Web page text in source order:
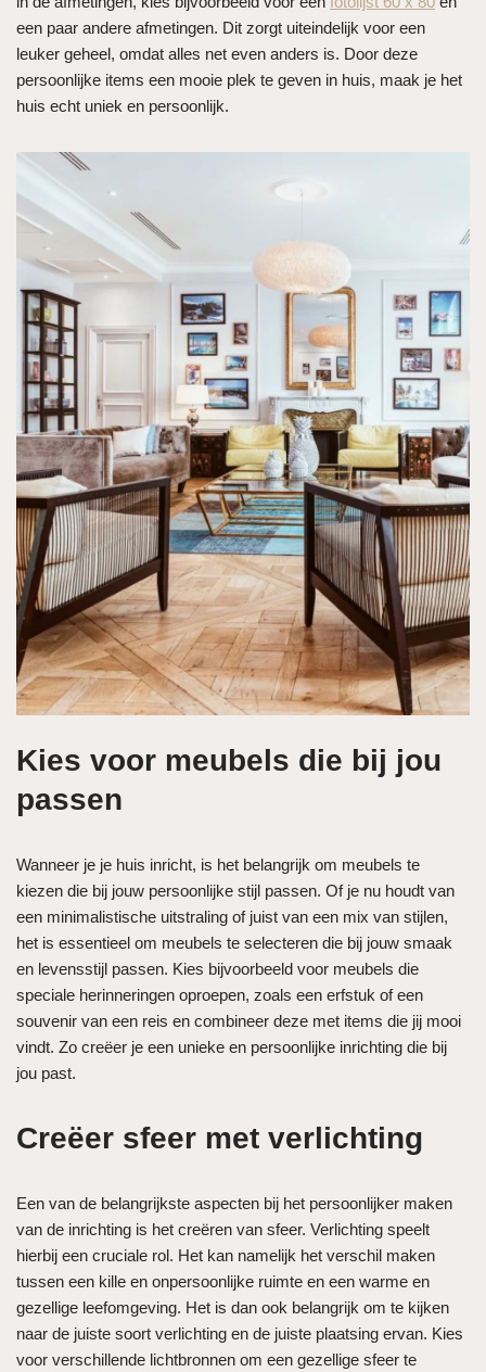
een paar andere afmetingen. Dit zorgt uiteindelijk voor een
leuker geheel, omdat alles net even anders is. Door deze
persoonlijke items een mooie plek te geven in huis, maak je het
huis echt uniek en persoonlijk.
Kies voor meubels die bij jou
passen
Wanneer je je huis inricht, is het belangrijk om meubels te
kiezen die bij jouw persoonlijke stijl passen. Of je nu houdt van
een minimalistische uitstraling of juist van een mix van stijlen,
het is essentieel om meubels te selecteren die bij jouw smaak
en levensstijl passen. Kies bijvoorbeeld voor meubels die
speciale herinneringen oproepen, zoals een erfstuk of een
souvenir van een reis en combineer deze met items die jij mooi
vindt. Zo creëer je een unieke en persoonlijke inrichting die bij
jou past.
Creëer sfeer met verlichting
Een van de belangrijkste aspecten bij het persoonlijker maken
van de inrichting is het creëren van sfeer. Verlichting speelt
hierbij een cruciale rol. Het kan namelijk het verschil maken
tussen een kille en onpersoonlijke ruimte en een warme en
gezellige leefomgeving. Het is dan ook belangrijk om te kijken
naar de juiste soort verlichting en de juiste plaatsing ervan. Kies
voor verschillende lichtbronnen om een gezellige sfeer te